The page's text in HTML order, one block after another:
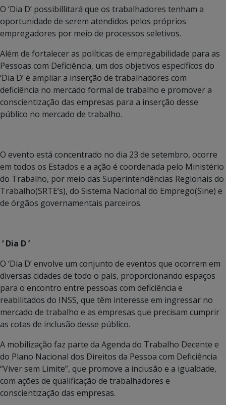
O ‘Dia D’ possibillitará que os trabalhadores tenham a
oportunidade de serem atendidos pelos próprios
empregadores por meio de processos seletivos.
Além de fortalecer as políticas de empregabilidade para as
Pessoas com Deficiência, um dos objetivos específicos do
‘Dia D’ é ampliar a inserção de trabalhadores com
deficiência no mercado formal de trabalho e promover a
conscientização das empresas para a inserção desse
público no mercado de trabalho.
O evento está concentrado no dia 23 de setembro, ocorre
em todos os Estados e a ação é coordenada pelo Ministério
do Trabalho, por meio das Superintendências Regionais do
Trabalho(SRTE’s), do Sistema Nacional do Emprego(Sine) e
de órgãos governamentais parceiros.
‘ Dia D ’
O ‘Dia D’ envolve um conjunto de eventos que ocorrem em
diversas cidades de todo o país, proporcionando espaços
para o encontro entre pessoas com deficiência e
reabilitados do INSS, que têm interesse em ingressar no
mercado de trabalho e as empresas que precisam cumprir
as cotas de inclusão desse público.
A mobilização faz parte da Agenda do Trabalho Decente e
do Plano Nacional dos Direitos da Pessoa com Deficiência
“Viver sem Limite”, que promove a inclusão e a igualdade,
com ações de qualificação de trabalhadores e
conscientização das empresas.